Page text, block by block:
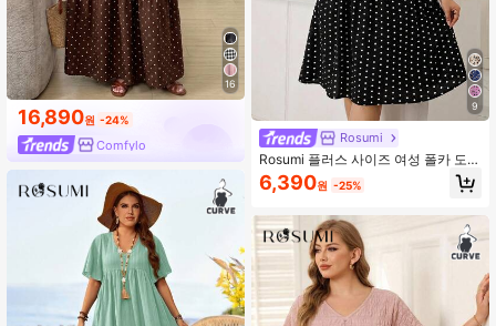
16
16,890원 -24%
Comfylo
9
Rosumi
Rosumi 플러스 사이즈 여성 폴카 도트
프린트 브이넥 반팔 드레스
6,390원 -25%